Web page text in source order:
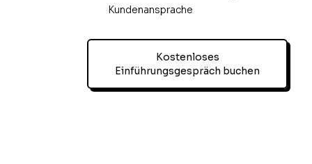
Kundenansprache
Kostenloses
Einführungsgespräch buchen